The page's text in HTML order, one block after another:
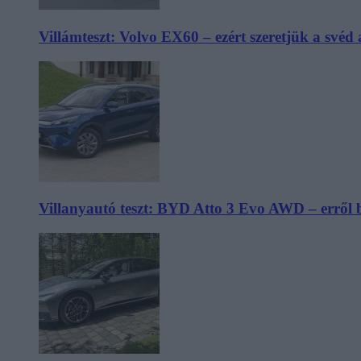
Villámteszt: Volvo EX60 – ezért szeretjük a svéd
Villanyautó teszt: BYD Atto 3 Evo AWD – erről